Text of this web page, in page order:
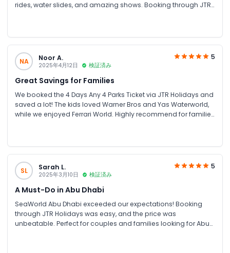
rides, water slides, and amazing shows. Booking through JTR
NA Noor A.
2025年4月12日 検証済み
5
Great Savings for Families
We booked the 4 Days Any 4 Parks Ticket via JTR Holidays and
saved a lot! The kids loved Warner Bros and Yas Waterworld,
while we enjoyed Ferrari World. Highly recommend for families
SL Sarah L.
2025年3月10日 検証済み
5
A Must-Do in Abu Dhabi
SeaWorld Abu Dhabi exceeded our expectations! Booking
through JTR Holidays was easy, and the price was
unbeatable. Perfect for couples and families looking for Abu